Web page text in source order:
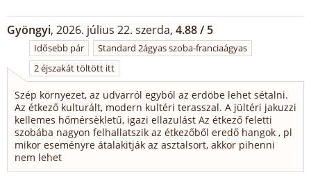
Gyöngyi, 2026. július 22. szerda, 4.88 / 5
Idősebb pár
Standard 2ágyas szoba-franciaágyas
2 éjszakát töltött itt
Szép környezet, az udvarról egyból az erdöbe lehet sétalni.
Az étkező kulturált, modern kultéri terasszal. A jültéri jakuzzi
kellemes hőmérsèkletű, igazi ellazulást Az étkező feletti
szobába nagyon felhallatszik az étkezőből eredő hangok , pl
mikor eseményre átalakitják az asztalsort, akkor pihenni
nem lehet